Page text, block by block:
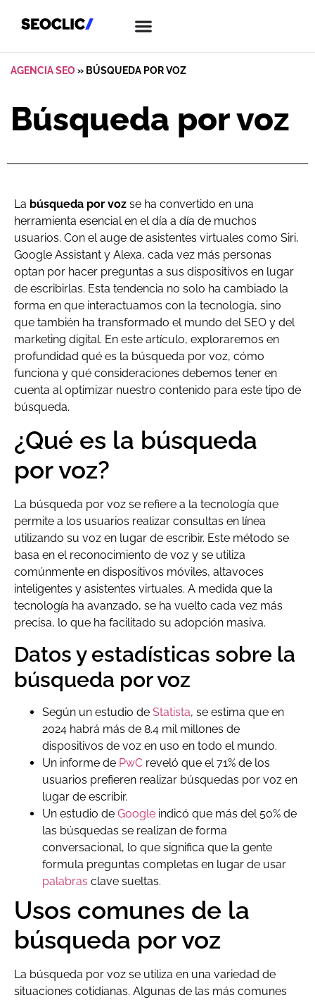
AGENCIA SEO» BÚSQUEDA POR VOZ
Búsqueda por voz
La búsqueda por voz se ha convertido en una
herramienta esencial en el día a día de muchos
usuarios. Con el auge de asistentes virtuales como Siri,
Google Assistant y Alexa, cada vez más personas
optan por hacer preguntas a sus dispositivos en lugar
de escribirlas. Esta tendencia no solo ha cambiado la
forma en que interactuamos con la tecnología, sino
que también ha transformado el mundo del SEO y del
marketing digital. En este artículo, exploraremos en
profundidad qué es la búsqueda por voz, cómo
funciona y qué consideraciones debemos tener en
cuenta al optimizar nuestro contenido para este tipo de
búsqueda.
¿Qué es la búsqueda
por voz?
La búsqueda por voz se refiere a la tecnología que
permite a los usuarios realizar consultas en línea
utilizando su voz en lugar de escribir. Este método se
basa en el reconocimiento de voz y se utiliza
comúnmente en dispositivos móviles, altavoces
inteligentes y asistentes virtuales. A medida que la
tecnología ha avanzado, se ha vuelto cada vez más
precisa, lo que ha facilitado su adopción masiva.
Datos y estadísticas sobre la
búsqueda por voz
Según un estudio de Statista, se estima que en
2024 habrá más de 8.4 mil millones de
dispositivos de voz en uso en todo el mundo.
Un informe de PwC reveló que el 71% de los
usuarios prefieren realizar búsquedas por voz en
lugar de escribir.
Un estudio de Google indicó que más del 50% de
las búsquedas se realizan de forma
conversacional, lo que significa que la gente
formula preguntas completas en lugar de usar
palabras clave sueltas.
Usos comunes de la
búsqueda por voz
La búsqueda por voz se utiliza en una variedad de
situaciones cotidianas. Algunas de las más comunes